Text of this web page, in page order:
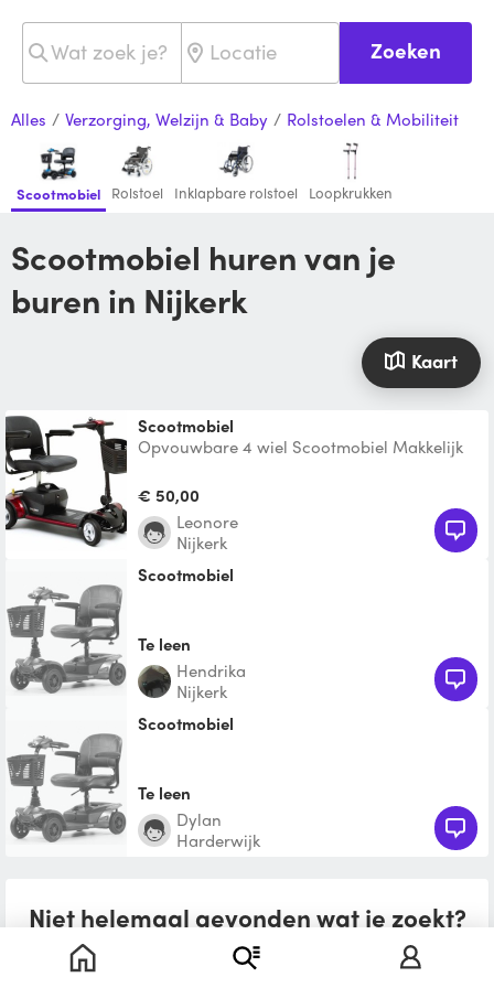
Zoeken
Alles / Verzorging, Welzijn & Baby / Rolstoelen & Mobiliteit
Scootmobiel Rolstoel Inklapbare rolstoel Loopkrukken
Scootmobiel huren van je
buren in Nijkerk
Kaart
Scootmobiel
Opvouwbare 4 wiel Scootmobiel Makkelijk
lang 55 breed 3
€ 50,00
Leonore
Nijkerk
Scootmobiel
Te leen
Hendrika
Nijkerk
Scootmobiel
Te leen
Dylan
Harderwijk
Niet helemaal gevonden wat je zoekt?